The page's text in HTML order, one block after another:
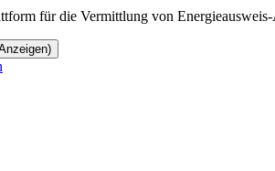
für die Vermittlung von